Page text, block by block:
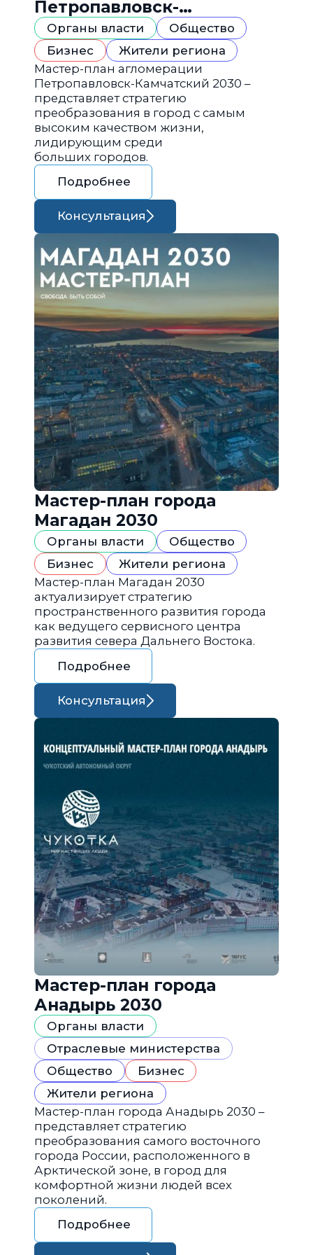
Петропавловск-
Камчатский 2030
Органы власти
Общество
Бизнес
Жители региона
Мастер-план агломерации
Петропавловск-Камчатский 2030 –
представляет стратегию
преобразования в город с самым
высоким качеством жизни,
лидирующим среди
больших городов.
Подробнее
Консультация
Мастер-план города
Магадан 2030
Органы власти
Общество
Бизнес
Жители региона
Мастер-план Магадан 2030
актуализирует стратегию
пространственного развития города
как ведущего сервисного центра
развития севера Дальнего Востока.
Подробнее
Консультация
Мастер-план города
Анадырь 2030
Органы власти
Отраслевые министерства
Общество
Бизнес
Жители региона
Мастер-план города Анадырь 2030 –
представляет стратегию
преобразования самого восточного
города России, расположенного в
Арктической зоне, в город для
комфортной жизни людей всех
поколений.
Подробнее